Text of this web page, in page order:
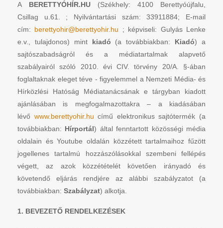
A BERETTYÓHÍR.HU (Székhely: 4100 Berettyóújfalu,
Csillag u.61. ; Nyilvántartási szám: 33911884; E-mail
cím: berettyohir@berettyohir.hu ; képviseli: Gulyás Lenke
e.v., tulajdonos) mint kiadó (a továbbiakban: Kiadó) a
sajtószabadságról és a médiatartalmak alapvető
szabályairól szóló 2010. évi CIV. törvény 20/A. §-ában
foglaltaknak eleget téve - figyelemmel a Nemzeti Média- és
Hírközlési Hatóság Médiatanácsának e tárgyban kiadott
ajánlásában is megfogalmazottakra – a kiadásában
lévő www.berettyohir.hu című elektronikus sajtótermék (a
továbbiakban: Hírportál) által fenntartott közösségi média
oldalain és Youtube oldalán közzétett tartalmaihoz fűzött
jogellenes tartalmú hozzászólásokkal szembeni fellépés
végett, az azok közzétételét követően irányadó és
követendő eljárás rendjére az alábbi szabályzatot (a
továbbiakban: Szabályzat) alkotja.
1. BEVEZETŐ RENDELKEZÉSEK